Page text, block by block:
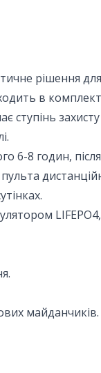
рішення
в
ступінь
6-8 годин,
майданчиків.